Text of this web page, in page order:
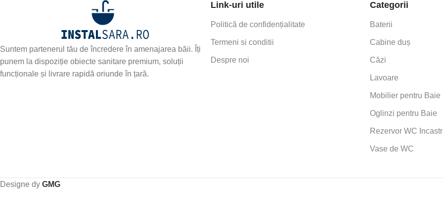
Suntem partenerul tău de încredere în amenajarea băii. Îți
punem la dispoziție obiecte sanitare premium, soluții
funcționale și livrare rapidă oriunde în țară.
Link-uri utile
Politică de confidențialitate
Termeni si conditii
Despre noi
Categorii
Baterii
Cabine duș
Căzi
Lavoare
Mobilier pentru Baie
Oglinzi pentru Baie
Rezervor WC
Vase de WC
Designe dy GMG